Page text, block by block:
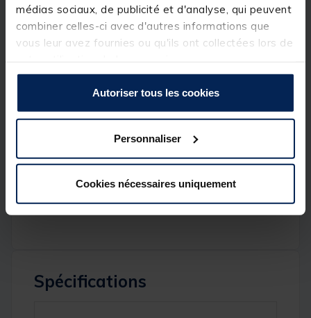
médias sociaux, de publicité et d'analyse, qui peuvent
combiner celles-ci avec d'autres informations que
vous leur avez fournies ou qu'ils ont collectées lors de
Autoriser tous les cookies
Personnaliser
Cookies nécessaires uniquement
Description & détails
MEGABASSReversible transparente pour
Caractéristiques :
Hauteur (mm) :
Longueur (mm) :200
Largeur (mm) :126
Spécifications